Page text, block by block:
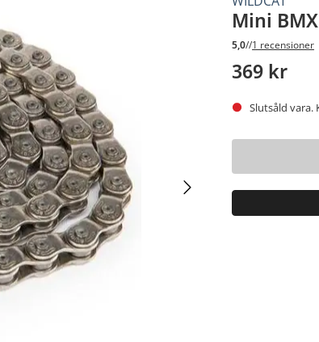
Mini
5,0//1 recensioner
369 kr
Slutsåld vara.